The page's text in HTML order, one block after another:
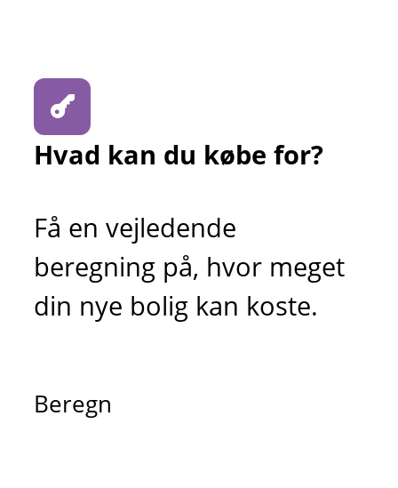
Hvad kan du købe for?
Få en vejledende
beregning på, hvor meget
din nye bolig kan koste.
Beregn